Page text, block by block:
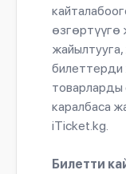
билеттерди
товарларды
каралбаса
iTicket.kg.
Билетти